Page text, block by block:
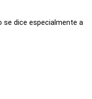
se dice especialmente a